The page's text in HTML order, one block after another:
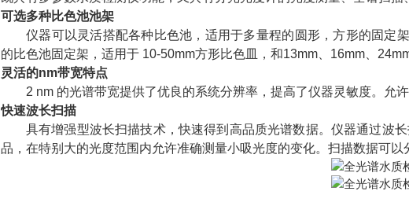
可选多种比色池池架
仪器可以灵活搭配各种比色池，适用于多量程的圆形，方形的固定
的比色池固定架，适用于 10-50mm方形比色皿，和13mm、16mm、
灵活的nm带宽特点
2 nm 的光谱带宽提供了优良的系统分辨率，提高了仪器灵敏度。允
快速波长扫描
具有增强型波长扫描技术，快速得到高品质光谱数据。仪器通过波
品，在特别大的光度范围内允许准确测量小吸光度的变化。扫描数据可